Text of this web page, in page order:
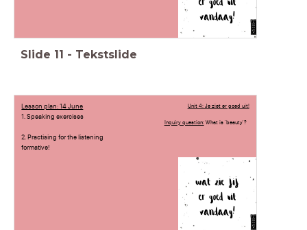
Slide 11 - Tekstslide
Lesson plan: 14 June
1. Speaking exercises
2. Practising for the listening
formative!
Unit 4: Je ziet er goed uit!
Inquiry question:What is 'beauty'?